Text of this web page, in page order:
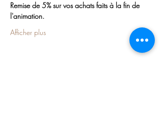
Remise de 5% sur vos achats faits à la fin de
l'animation.
Afficher plus